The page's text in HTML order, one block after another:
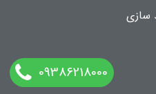
سازی
09386218000